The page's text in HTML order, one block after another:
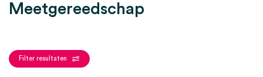
Meetgereedschap
Filter resultaten